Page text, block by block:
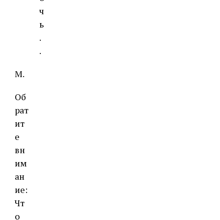
ч
ь
.
.
М.
Об
рат
ит
е
вн
им
ан
ие:
Чт
о